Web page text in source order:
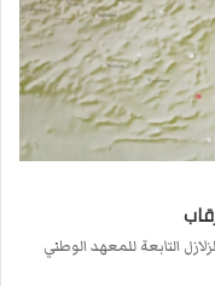
التابعة للمعهد الوطني